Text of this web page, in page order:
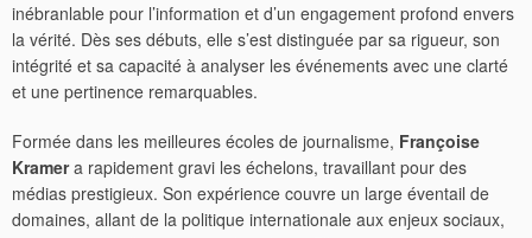
inébranlable pour l’information et d’un engagement profond envers
la vérité. Dès ses débuts, elle s’est distinguée par sa rigueur, son
intégrité et sa capacité à analyser les événements avec une clarté
et une pertinence remarquables.
Formée dans les meilleures écoles de journalisme, Françoise
Kramera rapidement gravi les échelons, travaillant pour des
médias prestigieux. Son expérience couvre un large éventail de
domaines, allant de la politique internationale aux enjeux sociaux,